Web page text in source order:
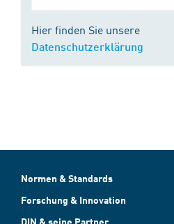
Hier finden Sie unsere
Datenschutzerklärung
Normen & Standards
Forschung & Innovation
DIN & seine Partner